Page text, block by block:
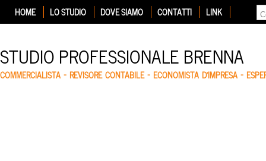
HOME LO STUDIO DOVE SIAMO CONTATTI LINK
STUDIO PROFESSIONALE BRENNA
COMMERCIALISTA – REVISORE CONTABILE – ECONOMISTA D'IMPRESA –